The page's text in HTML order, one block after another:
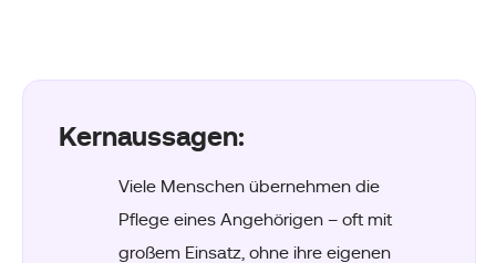
Kernaussagen:
Viele Menschen übernehmen die
Pflege eines Angehörigen – oft mit
großem Einsatz, ohne ihre eigenen